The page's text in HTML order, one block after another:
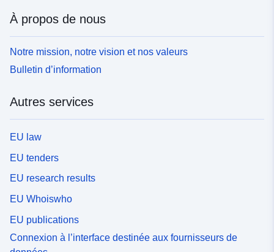
À propos de nous
Notre mission, notre vision et nos valeurs
Bulletin d’information
Autres services
EU law
EU tenders
EU research results
EU Whoiswho
EU publications
Connexion à l’interface destinée aux fournisseurs de